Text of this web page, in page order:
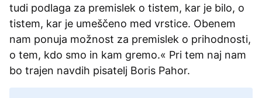
tudi podlaga za premislek o tistem, kar je bilo, o
tistem, kar je umeščeno med vrstice. Obenem
nam ponuja možnost za premislek o prihodnosti,
o tem, kdo smo in kam gremo.« Pri tem naj nam
bo trajen navdih pisatelj Boris Pahor.